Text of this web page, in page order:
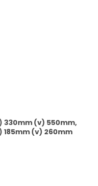
330mm (v) 550mm,
185mm (v) 260mm